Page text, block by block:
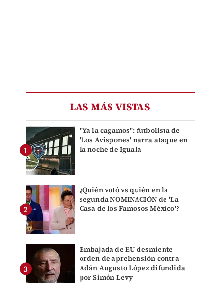
LAS MÁS VISTAS
"Ya la cagamos": futbolista de
'Los Avispones' narra ataque en
la noche de Iguala
¿Quién votó vs quién en la
segunda NOMINACIÓN de 'La
Casa de los Famosos México'?
Embajada de EU desmiente
orden de aprehensión contra
Adán Augusto López difundida
por Simón Levy